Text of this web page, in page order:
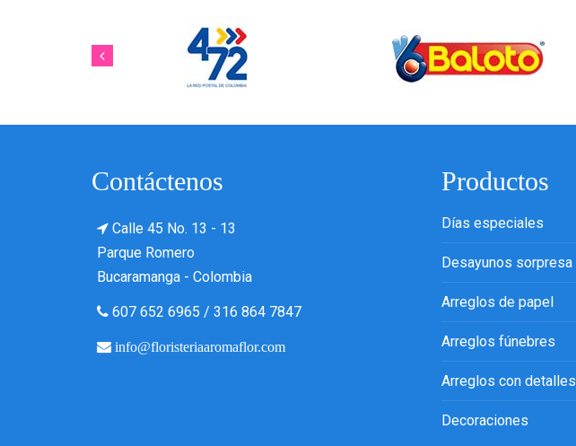
Contáctenos
Calle 45 No. 13 - 13
Parque Romero
Bucaramanga - Colombia
607 652 6965 / 316 864 7847
info@floristeriaaromaflor.com
Productos
Días especiales
Desayunos sorpresa
Arreglos de papel
Arreglos fúnebres
Arreglos con detalles
Decoraciones